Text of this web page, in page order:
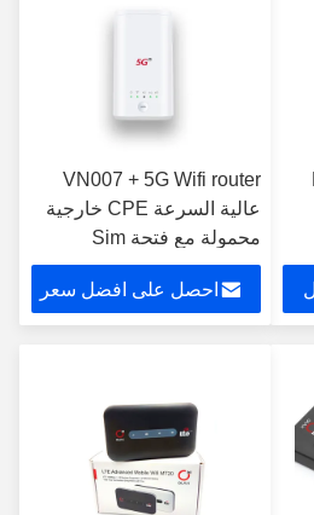
VN007 + 5G Wifi router
عالية السرعة CPE خارجية
محمولة مع فتحة Sim
احصل على افضل سعر